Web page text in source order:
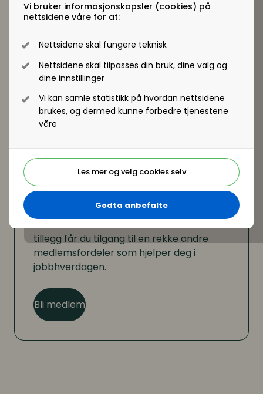
Vi bruker informasjonskapsler (cookies) på
nettsidene våre for at:
Nettsidene skal fungere teknisk
Nettsidene skal tilpasses din bruk, dine valg og
dine innstillinger
Vi kan samle statistikk på hvordan nettsidene
brukes, og dermed kunne forbedre tjenestene
våre
Les mer og velg cookies selv
Godta anbefalte
Virksomhetsmedlem?
virksomhetsmedlem i HR Norge får alle
ansatte tilgang til +artikler og andre
medlemsfordeler.
Registrer deg - Få tilgang
Er du ikke medlem?
tillegg får du tilgang til en rekke andre
medlemsfordeler som hjelper deg i
jobbhverdagen.
Bli medlem